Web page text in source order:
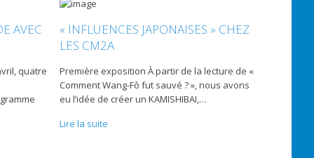
AVEC
quatre
« INFLUENCES JAPONAISES » CHEZ
LES CM2A
Première exposition À partir de la lecture de «
Comment Wang-Fô fut sauvé ? », nous avons
eu l’idée de créer un KAMISHIBAI,…
Lire la suite